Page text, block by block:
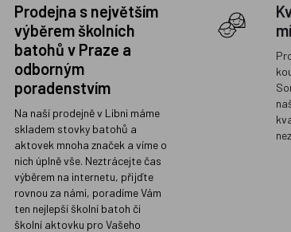
Prodejna s největším
výběrem školních
batohů v Praze a
odborným
poradenstvím
Na naší prodejně v Libni máme
skladem stovky batohů a
aktovek mnoha značek a víme o
nich úplně vše. Neztrácejte čas
výběrem na internetu, přijďte
rovnou za námi, poradíme Vám
ten nejlepší školní batoh či
školní aktovku pro Vašeho